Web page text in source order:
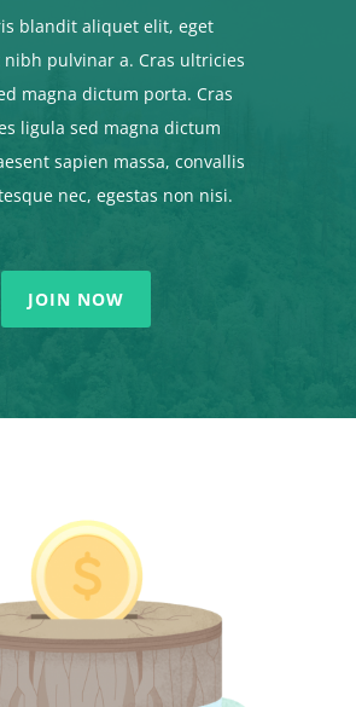
blandit aliquet elit, eget
pulvinar a. Cras ultricies
magna dictum porta. Cras
ligula sed magna dictum
sapien massa, convallis
nec, egestas non nisi.
JOIN NOW